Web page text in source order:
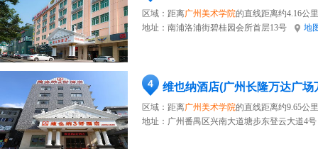
区域：距离广州美术学院的直线距离约4.16公里
地址： 南浦洛浦街碧桂园会所首层13号 地
4 维也纳酒店(广州长隆万达广场
区域：距离广州美术学院的直线距离约9.65公里
地址： 广州番禺区兴南大道塘步东登云大道4号